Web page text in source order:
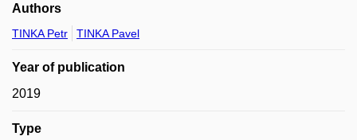
Authors
TINKA Petr TINKA Pavel
Year of publication
2019
Type